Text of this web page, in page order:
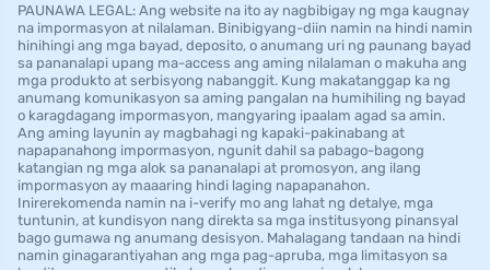
PAUNAWA LEGAL: Ang website na ito ay nagbibigay ng mga kaugnay
na impormasyon at nilalaman. Binibigyang-diin namin na hindi namin
hinihingi ang mga bayad, deposito, o anumang uri ng paunang bayad
sa pananalapi upang ma-access ang aming nilalaman o makuha ang
mga produkto at serbisyong nabanggit. Kung makatanggap ka ng
anumang komunikasyon sa aming pangalan na humihiling ng bayad
o karagdagang impormasyon, mangyaring ipaalam agad sa amin.
Ang aming layunin ay magbahagi ng kapaki-pakinabang at
napapanahong impormasyon, ngunit dahil sa pabago-bagong
katangian ng mga alok sa pananalapi at promosyon, ang ilang
impormasyon ay maaaring hindi laging napapanahon.
Inirerekomenda namin na i-verify mo ang lahat ng detalye, mga
tuntunin, at kundisyon nang direkta sa mga institusyong pinansyal
bago gumawa ng anumang desisyon. Mahalagang tandaan na hindi
namin ginagarantiyahan ang mga pag-apruba, mga limitasyon sa